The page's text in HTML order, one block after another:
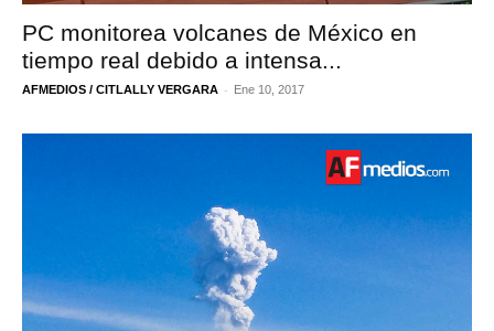
PC monitorea volcanes de México en
tiempo real debido a intensa...
AFMEDIOS / CITLALLY VERGARA - Ene 10, 2017